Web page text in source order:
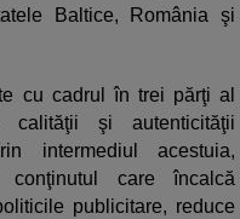
Baltice, România şi
cu cadrul în trei părţi al
calităţii şi autenticităţii
intermediul acestuia,
care încalcă
publicitare, reduce